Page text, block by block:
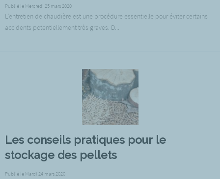
Publié le Mercredi 25 mars 2020
L’entretien de chaudière est une procédure essentielle pour éviter certains
accidents potentiellement très graves. D...
Les conseils pratiques pour le
stockage des pellets
Publié le Mardi 24 mars 2020